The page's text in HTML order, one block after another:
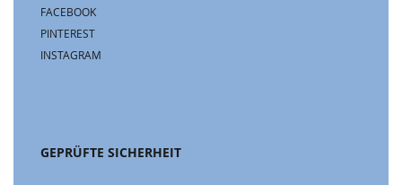
FACEBOOK
PINTEREST
INSTAGRAM
GEPRÜFTE SICHERHEIT